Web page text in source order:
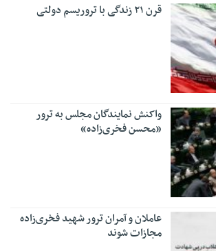
قرن ۲۱ زندگی با تروریسم دولتی
واکنش نمایندگان مجلس به ترور
«محسن فخری‌زاده»
عاملان و آمران ترور شهید فخری‌زاده
مجازات شوند